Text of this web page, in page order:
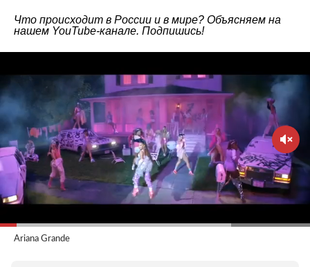
Что происходит в России и в мире? Объясняем на
нашем YouTube-канале. Подпишись!
Ariana Grande